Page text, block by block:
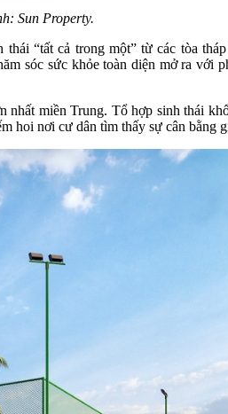
Sun Property.
“tất cả trong một” từ các tòa
sóc sức khỏe toàn diện mở ra với
miền Trung. Tổ hợp sinh thái
hoi nơi cư dân tìm thấy sự cân bằng